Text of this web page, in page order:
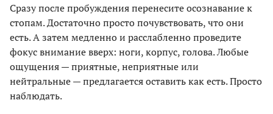
Сразу после пробуждения перенесите осознавание к
стопам. Достаточно просто почувствовать, что они
есть. А затем медленно и расслабленно проведите
фокус внимание вверх: ноги, корпус, голова. Любые
ощущения — приятные, неприятные или
нейтральные — предлагается оставить как есть. Просто
наблюдать.